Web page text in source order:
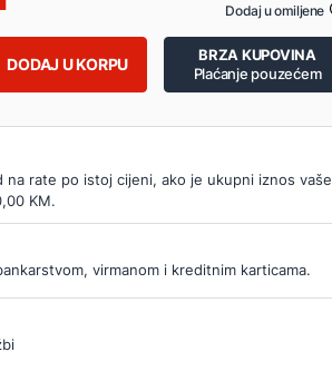
DODAJ U KORPU
BRZA KUPOVINA
Plaćanje pouzećem
Dodaj u omiljene
na rate po istoj cijeni, ako je ukupni iznos vaše
KM.
virmanom i kreditnim karticama.